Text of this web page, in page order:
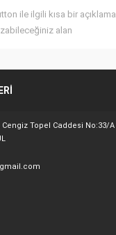
ile ilgili kısa bir açıklama
alan
Topel Caddesi No:33/A